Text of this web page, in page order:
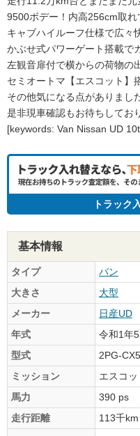
9500ボデー！内高256cm取れ
キャブハイルーフ仕様で広々
かぶせ式パワーゲート搭載で
左観音扉付で横からの荷物の
セミオートマ【エスコット】
その他気になる点がありまし
是非現車確認もお待ちしてお
[keywords: Van Nissan UD
トラック
基本情報
タイプ
バン
大きさ
大型
メーカー
日産UD
年式
令和1年5
型式
2PG-
ミッション
エスコ
馬力
390 ps
走行距離
113千km